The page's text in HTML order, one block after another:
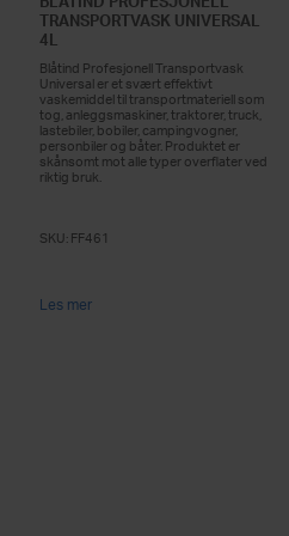
TRANSPORTVASK UNIVERSAL
4L
Blåtind Profesjonell Transportvask
Universal er et svært effektivt
vaskemiddel til transportmateriell som
tog, anleggsmaskiner, traktorer, truck,
lastebiler, bobiler, campingvogner,
personbiler og båter. Produktet er
skånsomt mot alle typer overflater ved
riktig bruk.
SKU: FF461
Les mer